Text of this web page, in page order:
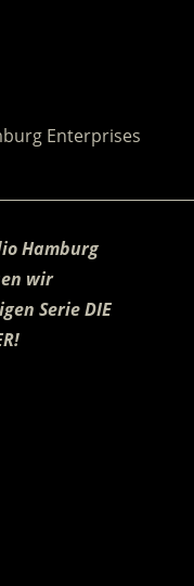
Enterprises
Hamburg
wir
Serie DIE